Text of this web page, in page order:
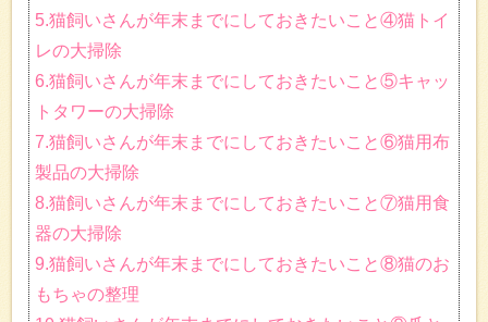
5.猫飼いさんが年末までにしておきたいこと④猫トイ
レの大掃除
6.猫飼いさんが年末までにしておきたいこと⑤キャッ
トタワーの大掃除
7.猫飼いさんが年末までにしておきたいこと⑥猫用布
製品の大掃除
8.猫飼いさんが年末までにしておきたいこと⑦猫用食
器の大掃除
9.猫飼いさんが年末までにしておきたいこと⑧猫のお
もちゃの整理